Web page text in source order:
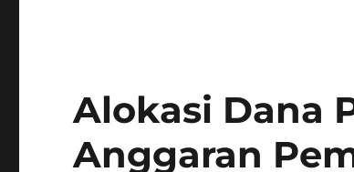
Alokasi Dana
Anggaran